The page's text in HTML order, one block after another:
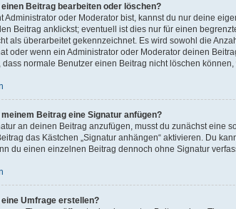
Beitrag bearbeiten oder löschen?
Administrator oder Moderator bist, kannst du nur deine
Beitrag anklickst; eventuell ist dies nur für einen
als überarbeitet gekennzeichnet. Es wird sowohl die
oder wenn ein Administrator oder Moderator deinen
dass normale Benutzer einen Beitrag nicht löschen
Beitrag eine Signatur anfügen?
an deinen Beitrag anzufügen, musst du zunächst eine
das Kästchen „Signatur anhängen“ aktivieren. Du
du einen einzelnen Beitrag dennoch ohne Signatur
Umfrage erstellen?